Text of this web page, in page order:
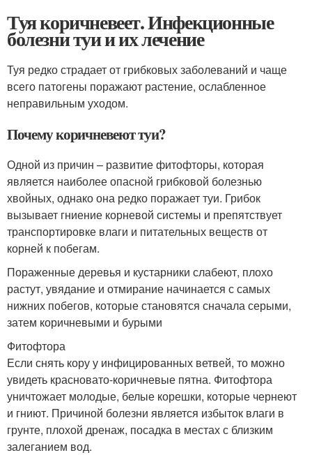
Туя коричневеет. Инфекционные
болезни туи и их лечение
Туя редко страдает от грибковых заболеваний и чаще
всего патогены поражают растение, ослабленное
неправильным уходом.
Почему коричневеют туи?
Одной из причин – развитие фитофторы, которая
является наиболее опасной грибковой болезнью
хвойных, однако она редко поражает туи. Грибок
вызывает гниение корневой системы и препятствует
транспортировке влаги и питательных веществ от
корней к побегам.
Пораженные деревья и кустарники слабеют, плохо
растут, увядание и отмирание начинается с самых
нижних побегов, которые становятся сначала серыми,
затем коричневыми и бурыми
Фитофтора
Если снять кору у инфицированных ветвей, то можно
увидеть красновато-коричневые пятна. Фитофтора
уничтожает молодые, белые корешки, которые чернеют
и гниют. Причиной болезни является избыток влаги в
грунте, плохой дренаж, посадка в местах с близким
залеганием вод.